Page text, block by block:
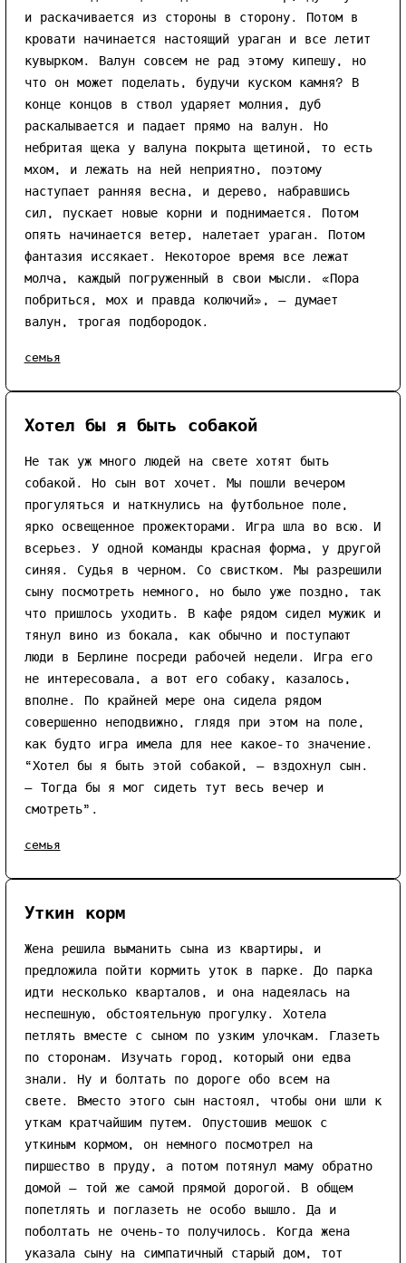
и раскачивается из стороны в сторону. Потом в
кровати начинается настоящий ураган и все летит
кувырком. Валун совсем не рад этому кипешу, но
что он может поделать, будучи куском камня? В
конце концов в ствол ударяет молния, дуб
раскалывается и падает прямо на валун. Но
небритая щека у валуна покрыта щетиной, то есть
мхом, и лежать на ней неприятно, поэтому
наступает ранняя весна, и дерево, набравшись
сил, пускает новые корни и поднимается. Потом
опять начинается ветер, налетает ураган. Потом
фантазия иссякает. Некоторое время все лежат
молча, каждый погруженный в свои мысли. «Пора
побриться, мох и правда колючий», — думает
валун, трогая подбородок.
семья
Хотел бы я быть собакой
Не так уж много людей на свете хотят быть
собакой. Но сын вот хочет. Мы пошли вечером
прогуляться и наткнулись на футбольное поле,
ярко освещенное прожекторами. Игра шла во всю. И
всерьез. У одной команды красная форма, у другой
синяя. Судья в черном. Со свистком. Мы разрешили
сыну посмотреть немного, но было уже поздно, так
что пришлось уходить. В кафе рядом сидел мужик и
тянул вино из бокала, как обычно и поступают
люди в Берлине посреди рабочей недели. Игра его
не интересовала, а вот его собаку, казалось,
вполне. По крайней мере она сидела рядом
совершенно неподвижно, глядя при этом на поле,
как будто игра имела для нее какое-то значение.
“Хотел бы я быть этой собакой, — вздохнул сын.
— Тогда бы я мог сидеть тут весь вечер и
смотреть”.
семья
Уткин корм
Жена решила выманить сына из квартиры, и
предложила пойти кормить уток в парке. До парка
идти несколько кварталов, и она надеялась на
неспешную, обстоятельную прогулку. Хотела
петлять вместе с сыном по узким улочкам. Глазеть
по сторонам. Изучать город, который они едва
знали. Ну и болтать по дороге обо всем на
свете. Вместо этого сын настоял, чтобы они шли к
уткам кратчайшим путем. Опустошив мешок с
уткиным кормом, он немного посмотрел на
пиршество в пруду, а потом потянул маму обратно
домой — той же самой прямой дорогой. В общем
попетлять и поглазеть не особо вышло. Да и
поболтать не очень-то получилось. Когда жена
указала сыну на симпатичный старый дом, тот